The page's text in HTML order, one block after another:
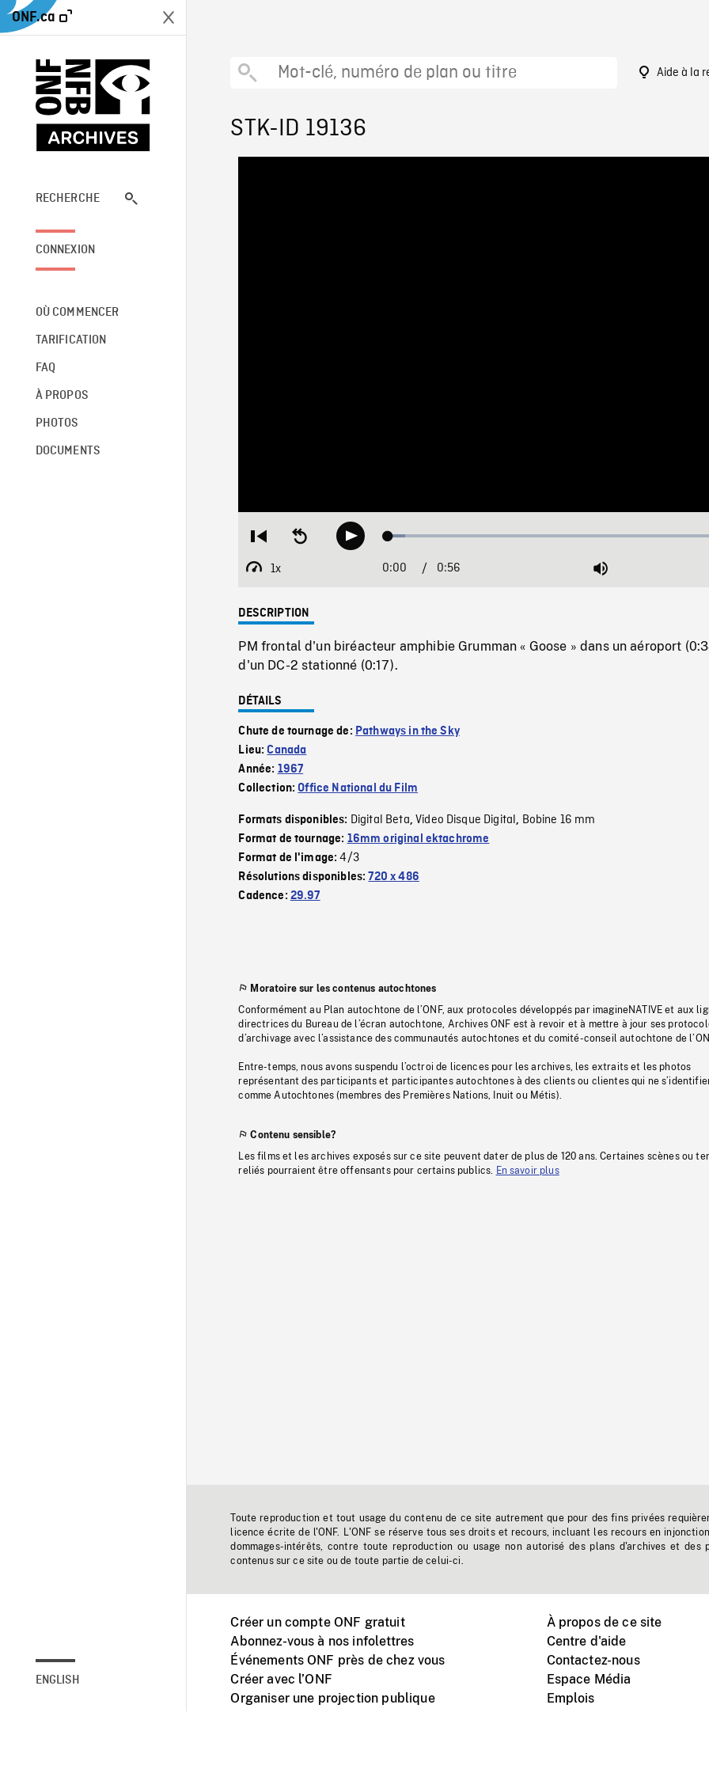
ONF.ca
RECHERCHE
CONNEXION
OÙ COMMENCER
TARIFICATION
FAQ
À PROPOS
PHOTOS
DOCUMENTS
ENGLISH
Aide à la
STK-ID 19136
Restart
beginning
Seek
backwardPlay Loaded:
1x
Playback
Current
0:00 / Duration
0:56 Mute
DESCRIPTION
PM frontal d'un biréacteur amphibie Grumman « Goose » dans un aéroport
d'un DC-2 stationné (0:17).
DÉTAILS
Chute de tournage de: Pathways in the Sky
Lieu:Canada
Année: 1967
Collection:Office National du Film
Formats disponibles: Digital Beta,Video Disque Digital, Bobine 16 mm
Format de tournage: 16mm original ektachrome
Format de l'image:4/3
Résolutions disponibles:720 x 486
Cadence: 29.97
Moratoire sur les contenus autochtones
Conformément au Plan autochtone de l’ONF, aux protocoles développés par imagineNATIVE et aux
directrices du Bureau de l’écran autochtone, Archives ONF est à revoir et à mettre à jour ses
d’archivage avec l’assistance des communautés autochtones et du comité-conseil autochtone de
Entre-temps, nous avons suspendu l’octroi de licences pour les archives, les extraits et les photos
représentant des participants et participantes autochtones à des clients ou clientes qui ne
comme Autochtones (membres des Premières Nations, Inuit ou Métis).
Contenu sensible?
Les films et les archives exposés sur ce site peuvent dater de plus de 120 ans. Certaines scènes ou
reliés pourraient être offensants pour certains publics.
En savoir plus
Toute reproduction et tout usage du contenu de ce site autrement que pour des fins privées
licence écrite de l'ONF. L'ONF se réserve tous ses droits et recours, incluant les recours en
dommages-intérêts, contre toute reproduction ou usage non autorisé des plans d'archives et des
contenus sur ce site ou de toute partie de celui-ci.
Créer un compte ONF gratuit
Abonnez-vous à nos infolettres
Événements ONF près de chez vous
Créer avec l’ONF
Organiser une projection publique
À propos de ce site
Centre d'aide
Contactez-nous
Espace Média
Emplois